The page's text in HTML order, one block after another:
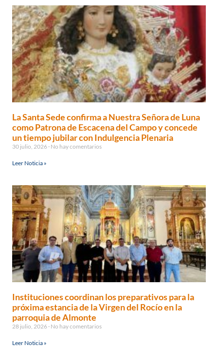
La Santa Sede confirma a Nuestra Señora de Luna
como Patrona de Escacena del Campo y concede
un tiempo jubilar con Indulgencia Plenaria
30 julio, 2026 No hay comentarios
Leer Noticia »
Instituciones coordinan los preparativos para la
próxima estancia de la Virgen del Rocío en la
parroquia de Almonte
28 julio, 2026 No hay comentarios
Leer Noticia »